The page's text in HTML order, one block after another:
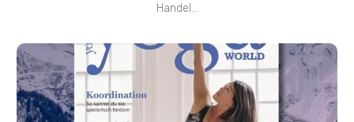
Handel...